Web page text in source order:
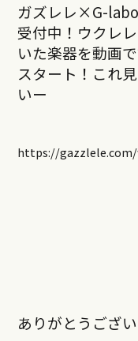
ガズレレ×G-
受付中！ウクレ
いた楽器を動画
スタート！これ
いー
https://
ありがとうござい